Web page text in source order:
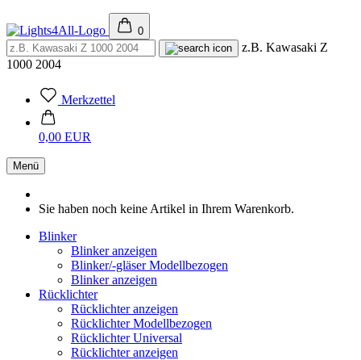
0
z.B. Kawasaki Z
1000 2004
Merkzettel
0,00 EUR
Menü
Sie haben noch keine Artikel in Ihrem Warenkorb.
Blinker
Blinker anzeigen
Blinker/-gläser Modellbezogen
Blinker anzeigen
Rücklichter
Rücklichter anzeigen
Rücklichter Modellbezogen
Rücklichter Universal
Rücklichter anzeigen